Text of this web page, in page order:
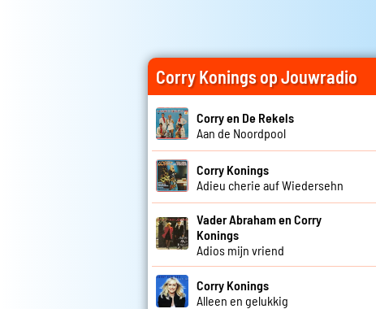
Corry Konings op Jouwradio
Corry en De Rekels
Aan de Noordpool
Corry Konings
Adieu cherie auf Wiedersehn
Vader Abraham en Corry
Konings
Adios mijn vriend
Corry Konings
Alleen en gelukkig